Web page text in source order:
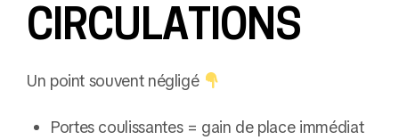
CIRCULATIONS
Un point souvent négligé
Portes coulissantes = gain de place immédiat